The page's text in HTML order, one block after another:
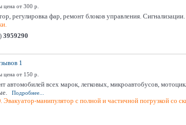
цена от 300 р.
регулировка фар, ремонт блоков управления.
3959290
1
цена от 150 р.
автомобилей всех марок, легковых, микроавтобусов,
Подробнее...
манипулятор с полной и частичной погрузкой со